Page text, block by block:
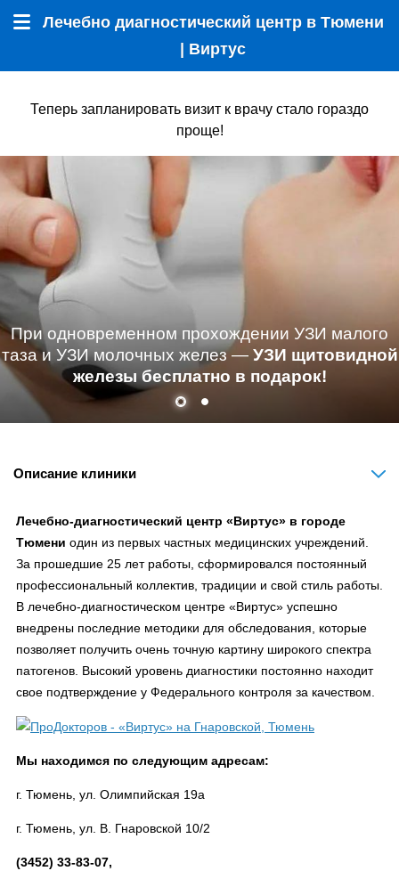
Лечебно диагностический центр в Тюмени
| Виртус
Теперь запланировать визит к врачу стало гораздо
проще!
При одновременном прохождении УЗИ малого
таза и УЗИ молочных желез — УЗИ щитовидной
железы бесплатно в подарок!
Описание клиники
Лечебно-диагностический центр «Виртус» в городе
Тюмени один из первых частных медицинских учреждений.
За прошедшие 25 лет работы, сформировался постоянный
профессиональный коллектив, традиции и свой стиль работы.
В лечебно-диагностическом центре «Виртус» успешно
внедрены последние методики для обследования, которые
позволяет получить очень точную картину широкого спектра
патогенов. Высокий уровень диагностики постоянно находит
свое подтверждение у Федерального контроля за качеством.
Мы находимся по следующим адресам:
г. Тюмень, ул. Олимпийская 19а
г. Тюмень, ул. В. Гнаровской 10/2
(3452) 33-83-07,